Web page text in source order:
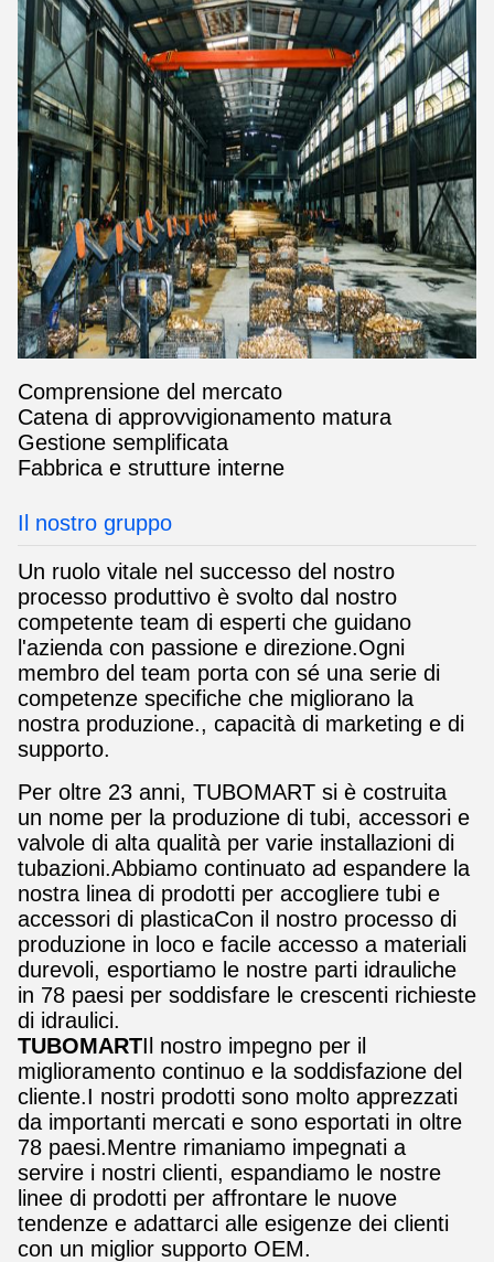
Comprensione del mercato
Catena di approvvigionamento matura
Gestione semplificata
Fabbrica e strutture interne
Il nostro gruppo
Un ruolo vitale nel successo del nostro
processo produttivo è svolto dal nostro
competente team di esperti che guidano
l'azienda con passione e direzione.Ogni
membro del team porta con sé una serie di
competenze specifiche che migliorano la
nostra produzione., capacità di marketing e di
supporto.
Per oltre 23 anni, TUBOMART si è costruita
un nome per la produzione di tubi, accessori e
valvole di alta qualità per varie installazioni di
tubazioni.Abbiamo continuato ad espandere la
nostra linea di prodotti per accogliere tubi e
accessori di plasticaCon il nostro processo di
produzione in loco e facile accesso a materiali
durevoli, esportiamo le nostre parti idrauliche
in 78 paesi per soddisfare le crescenti richieste
di idraulici.
TUBOMARTIl nostro impegno per il
miglioramento continuo e la soddisfazione del
cliente.I nostri prodotti sono molto apprezzati
da importanti mercati e sono esportati in oltre
78 paesi.Mentre rimaniamo impegnati a
servire i nostri clienti, espandiamo le nostre
linee di prodotti per affrontare le nuove
tendenze e adattarci alle esigenze dei clienti
con un miglior supporto OEM.